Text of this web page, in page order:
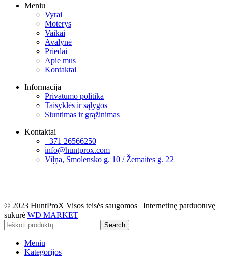
Meniu
Vyrai
Moterys
Vaikai
Avalynė
Priedai
Apie mus
Kontaktai
Informacija
Privatumo politika
Taisyklės ir sąlygos
Siuntimas ir grąžinimas
Kontaktai
+371 26566250
info@huntprox.com
Viļņa, Smolensko g. 10 / Žemaites g. 22
© 2023 HuntProX Visos teisės saugomos | Internetinę parduotuvę
sukūrė WD MARKET
Search
Meniu
Kategorijos